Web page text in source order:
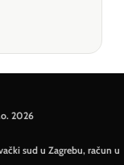
2026
sud u Zagrebu, račun u